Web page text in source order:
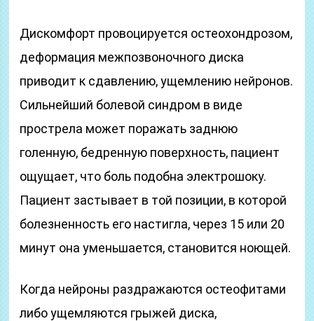
Дискомфорт провоцируется остеохондрозом,
деформация межпозвоночного диска
приводит к сдавлению, ущемлению нейронов.
Сильнейший болевой синдром в виде
прострела может поражать заднюю
голенную, бедренную поверхность, пациент
ощущает, что боль подобна электрошоку.
Пациент застывает в той позиции, в которой
болезненность его настигла, через 15 или 20
минут она уменьшается, становится ноющей.
Когда нейроны раздражаются остеофитами
либо ущемляются грыжей диска,